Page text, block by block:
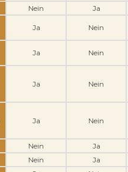
Nein
Ja
Ja Nein
Ja Nein
Ja Nein
Ja Nein
Nein
Ja
Nein
Ja